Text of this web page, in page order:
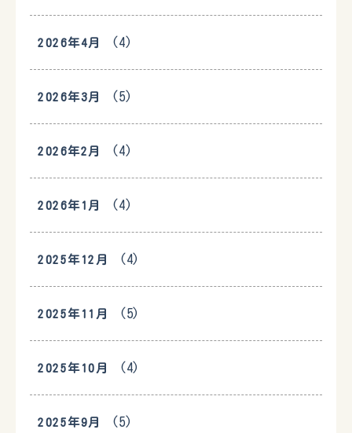
2026年4月 (4)
2026年3月 (5)
2026年2月 (4)
2026年1月 (4)
2025年12月 (4)
2025年11月 (5)
2025年10月 (4)
2025年9月 (5)